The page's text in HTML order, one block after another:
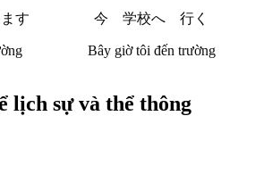
す 今 学校へ 行く
Bây giờ tôi đến trường
lịch sự và thể thông